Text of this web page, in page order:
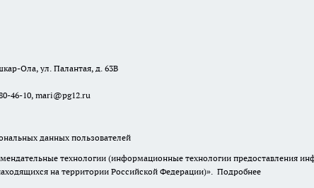
Ола, ул. Палантая, д. 63В
46-10, mari@pg12.ru
данных пользователей
технологии (информационные технологии предоставления
на территории Российской Федерации)». Подробнее